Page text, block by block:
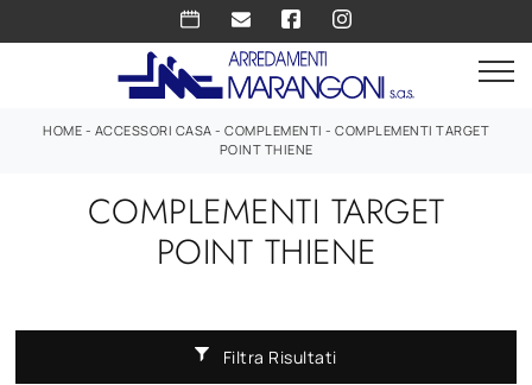
HOME - ACCESSORI CASA - COMPLEMENTI - COMPLEMENTI TARGET
POINT THIENE
COMPLEMENTI TARGET
POINT THIENE
Filtra Risultati